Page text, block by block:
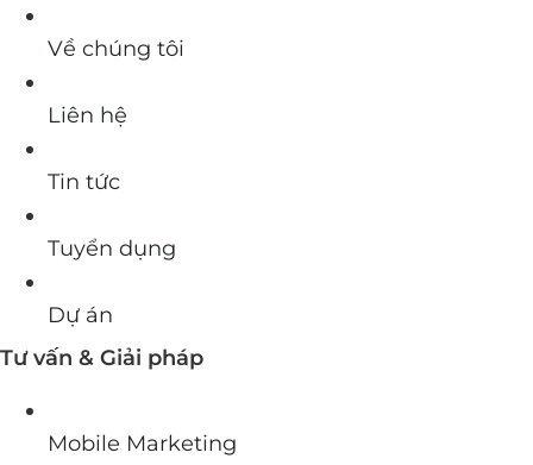
Về chúng tôi
Liên hệ
Tin tức
Tuyển dụng
Dự án
Tư vấn & Giải pháp
Mobile Marketing